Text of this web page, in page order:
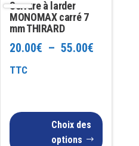
Serrure à larder
MONOMAX carré 7
mm THIRARD
20.00€ – 55.00€Plage
20.00€
TTC
Choix des
options
Les
options
peuvent
être